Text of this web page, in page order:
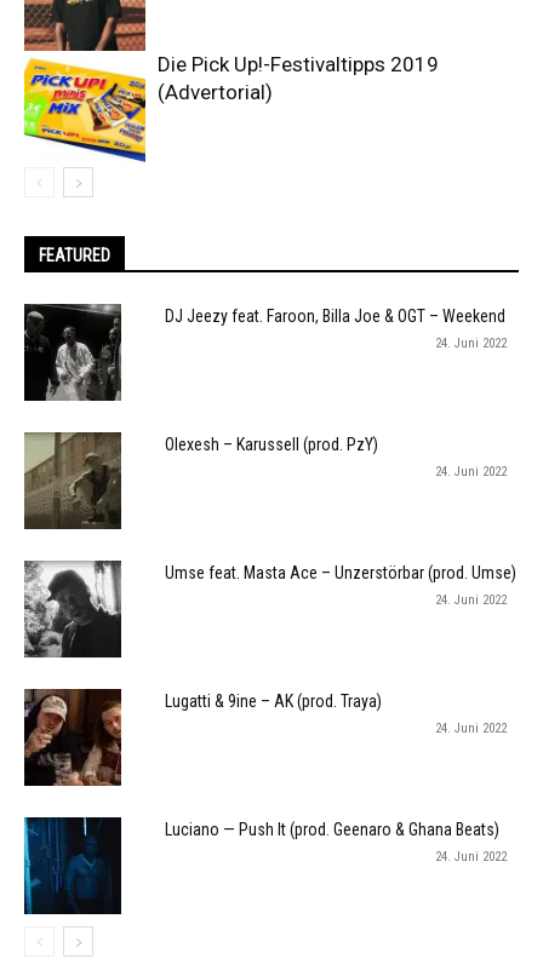
Die Pick Up!-Festivaltipps 2019
(Advertorial)
FEATURED
DJ Jeezy feat. Faroon, Billa Joe & OGT – Weekend
24. Juni 2022
Olexesh – Karussell (prod. PzY)
24. Juni 2022
Umse feat. Masta Ace – Unzerstörbar (prod. Umse)
24. Juni 2022
Lugatti & 9ine – AK (prod. Traya)
24. Juni 2022
Luciano — Push It (prod. Geenaro & Ghana Beats)
24. Juni 2022